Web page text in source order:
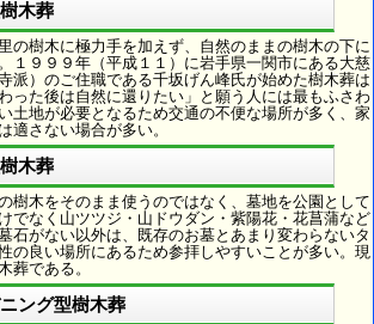
木葬
の樹木に極力手を加えず、自然のままの樹木の下に
１９９９年（平成１１）に岩手県一関市にある大慈
派）のご住職である千坂げん峰氏が始めた樹木葬は
った後は自然に還りたい」と願う人には最もふさわ
土地が必要となるため交通の不便な場所が多く、家
適さない場合が多い。
木葬
樹木をそのまま使うのではなく、墓地を公園として
でなく山ツツジ・山ドウダン・紫陽花・花菖蒲など
石がない以外は、既存のお墓とあまり変わらないタ
の良い場所にあるため参拝しやすいことが多い。現
葬である。
ング型樹木葬